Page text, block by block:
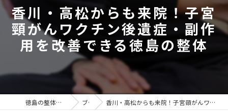
香川・高松からも来院！子宮
頸がんワクチン後遺症・副作
用を改善できる徳島の整体
徳島の整体ならワイルドボディ ブログ 香川・高松からも来院！子宮頸がんワクチン後遺症・副作用を改善できる徳島の整体